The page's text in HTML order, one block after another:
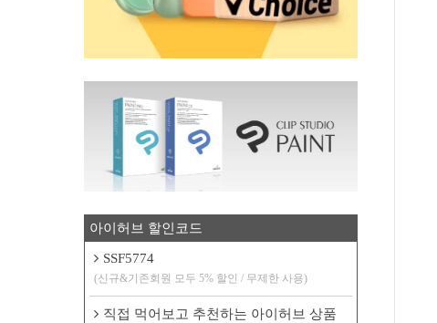
아이허브 할인코드
SSF5774
(신규&기존회원 모두 5% 할인 / 무제한 사용)
직접 먹어보고 추천하는 아이허브 상품